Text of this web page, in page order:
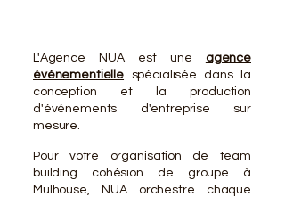
L'Agence NUA est une agence
événementielle
spécialisée dans la
conception et la production
d'événements d'entreprise sur
mesure.
Pour votre organisation de team
building cohésion de groupe à
Mulhouse, NUA orchestre chaque